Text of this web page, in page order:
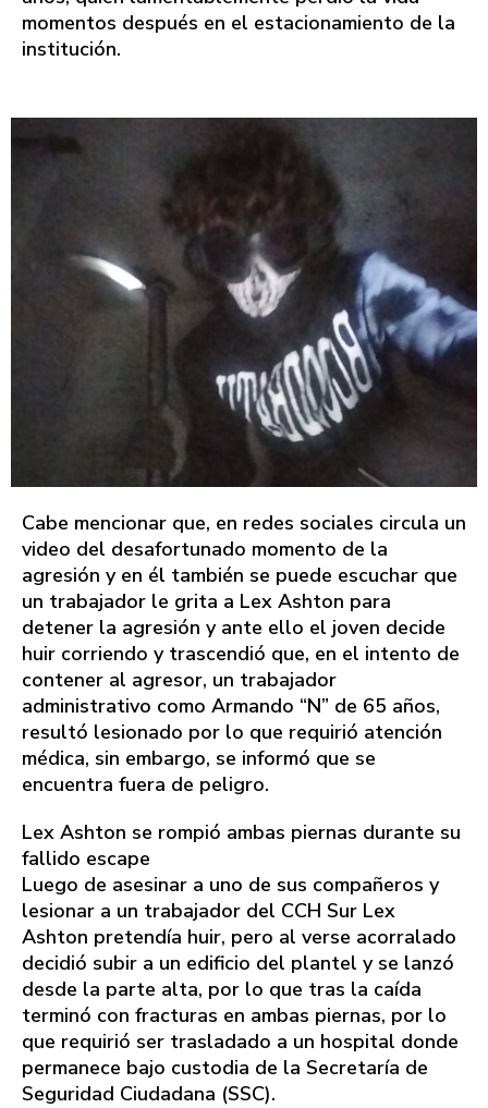
momentos después en el estacionamiento de la
institución.
Cabe mencionar que, en redes sociales circula un
video del desafortunado momento de la
agresión y en él también se puede escuchar que
un trabajador le grita a Lex Ashton para
detener la agresión y ante ello el joven decide
huir corriendo y trascendió que, en el intento de
contener al agresor, un trabajador
administrativo como Armando “N” de 65 años,
resultó lesionado por lo que requirió atención
médica, sin embargo, se informó que se
encuentra fuera de peligro.
Lex Ashton se rompió ambas piernas durante su
fallido escape
Luego de asesinar a uno de sus compañeros y
lesionar a un trabajador del CCH Sur Lex
Ashton pretendía huir, pero al verse acorralado
decidió subir a un edificio del plantel y se lanzó
desde la parte alta, por lo que tras la caída
terminó con fracturas en ambas piernas, por lo
que requirió ser trasladado a un hospital donde
permanece bajo custodia de la Secretaría de
Seguridad Ciudadana (SSC).